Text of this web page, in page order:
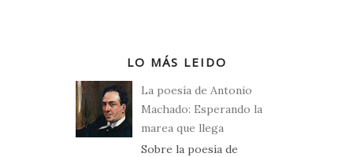
LO MÁS LEIDO
La poesía de Antonio
Machado: Esperando la
marea que llega
Sobre la poesía de